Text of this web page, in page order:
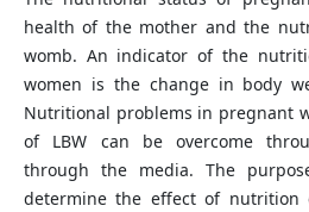
health of the mother and the
womb. An indicator of the
women is the change in body
Nutritional problems in pregnant
of LBW can be overcome
through the media. The
determine the effect of nutrition